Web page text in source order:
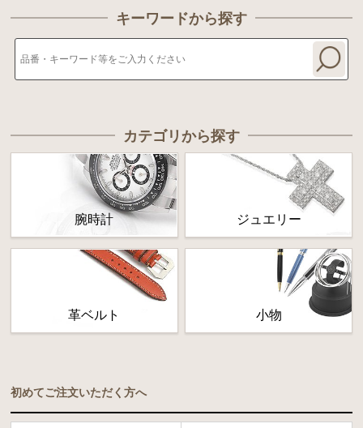
キーワードから探す
カテゴリから探す
腕時計 ジュエリー
革ベルト 小物
初めてご注文いただく方へ